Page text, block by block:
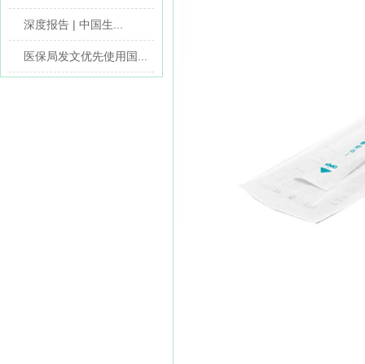
深度报告 | 中国生...
医保局发文优先使用国...